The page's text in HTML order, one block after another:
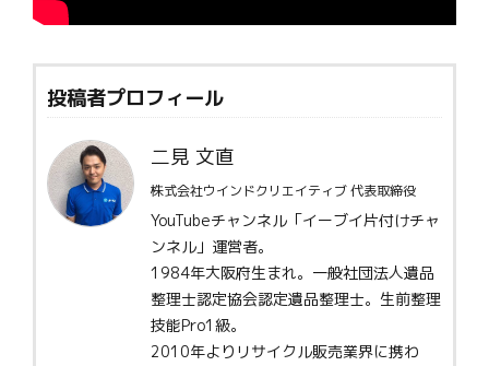
投稿者プロフィール
二見 文直
株式会社ウインドクリエイティブ 代表取締役
YouTubeチャンネル「イーブイ片付けチャ
ンネル」運営者。
1984年大阪府生まれ。一般社団法人遺品
整理士認定協会認定遺品整理士。生前整理
技能Pro1級。
2010年よりリサイクル販売業界に携わ